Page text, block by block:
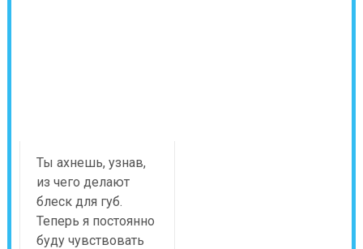
Ты ахнешь, узнав,
из чего делают
блеск для губ.
Теперь я постоянно
буду чувствовать